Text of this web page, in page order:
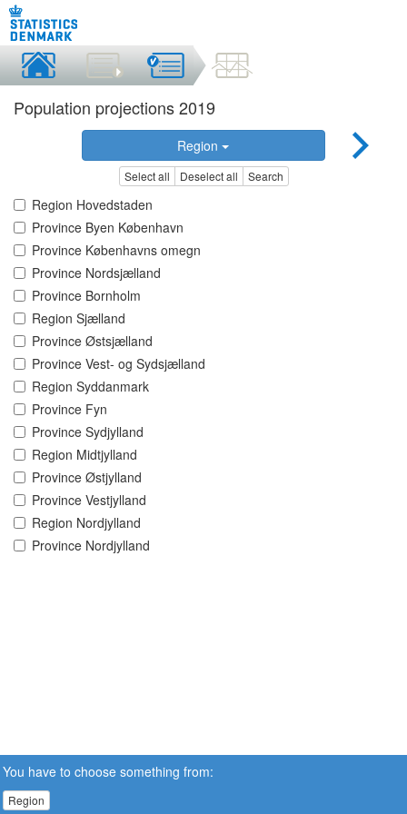
Population projections 2019
Region
Select all Deselect all Search
Region Hovedstaden
Province Byen København
Province Københavns omegn
Province Nordsjælland
Province Bornholm
Region Sjælland
Province Østsjælland
Province Vest- og Sydsjælland
Region Syddanmark
Province Fyn
Province Sydjylland
Region Midtjylland
Province Østjylland
Province Vestjylland
Region Nordjylland
Province Nordjylland
You have to choose something from:
Region